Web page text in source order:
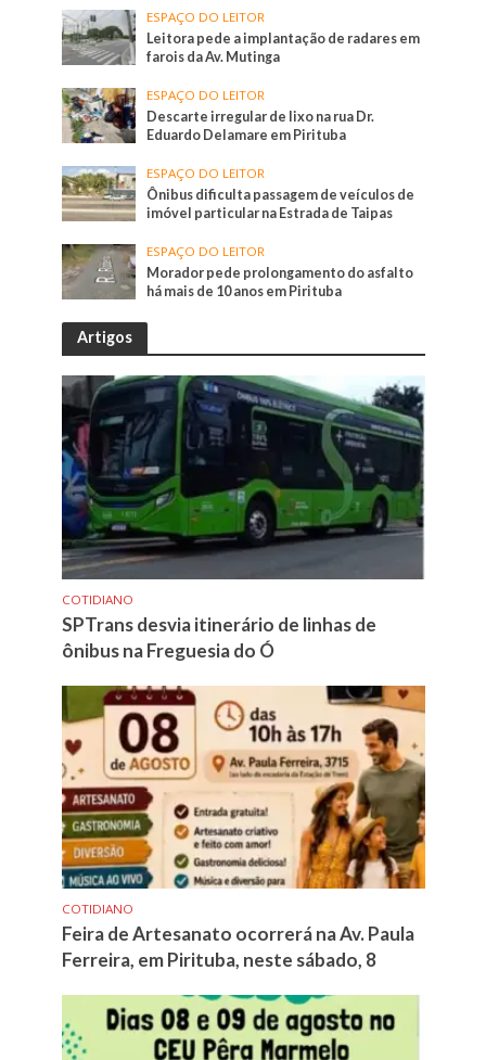
ESPAÇO DO LEITOR
Leitora pede a implantação de radares em
farois da Av. Mutinga
ESPAÇO DO LEITOR
Descarte irregular de lixo na rua Dr.
Eduardo Delamare em Pirituba
ESPAÇO DO LEITOR
Ônibus dificulta passagem de veículos de
imóvel particular na Estrada de Taipas
ESPAÇO DO LEITOR
Morador pede prolongamento do asfalto
há mais de 10 anos em Pirituba
Artigos
COTIDIANO
SPTrans desvia itinerário de linhas de
ônibus na Freguesia do Ó
COTIDIANO
Feira de Artesanato ocorrerá na Av. Paula
Ferreira, em Pirituba, neste sábado, 8